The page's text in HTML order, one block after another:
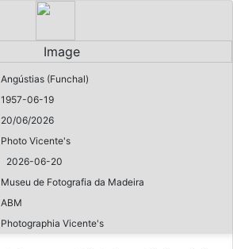
Angústias (Funchal)
1957-06-19
20/06/2026
Photo Vicente's
2026-06-20
Museu de Fotografia da Madeira
ABM
Photographia Vicente's